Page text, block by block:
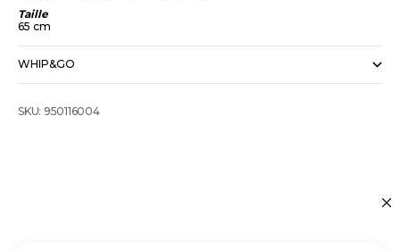
Taille
65 cm
WHIP&GO
SKU: 950116004